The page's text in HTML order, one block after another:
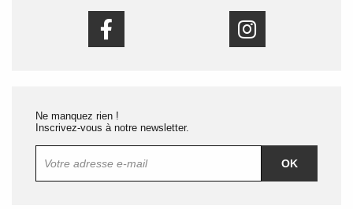
Ne manquez rien !
Inscrivez-vous à notre newsletter.
OK